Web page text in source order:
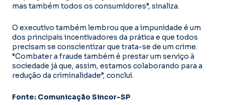
mas também todos os consumidores”, sinaliza.
O executivo também lembrou que a impunidade é um
dos principais incentivadores da prática e que todos
precisam se conscientizar que trata-se de um crime.
“Combater a fraude também é prestar um serviço à
sociedade já que, assim, estamos colaborando para a
redução da criminalidade”, conclui.
Fonte: Comunicação Sincor-SP